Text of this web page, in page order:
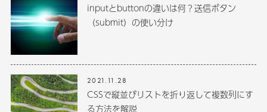
inputとbuttonの違いは何？送信ボタン
（submit）の使い分け
2021.11.28
CSSで縦並びリストを折り返して複数列にす
る方法を解説